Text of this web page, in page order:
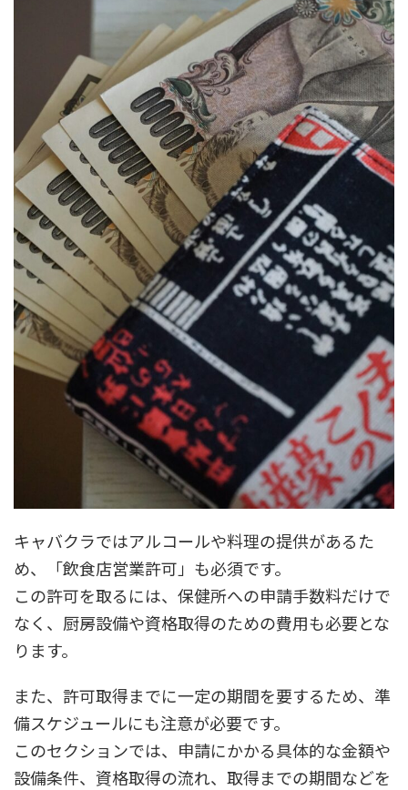
キャバクラではアルコールや料理の提供があるた
め、「飲食店営業許可」も必須です。
この許可を取るには、保健所への申請手数料だけで
なく、厨房設備や資格取得のための費用も必要とな
ります。
また、許可取得までに一定の期間を要するため、準
備スケジュールにも注意が必要です。
このセクションでは、申請にかかる具体的な金額や
設備条件、資格取得の流れ、取得までの期間などを